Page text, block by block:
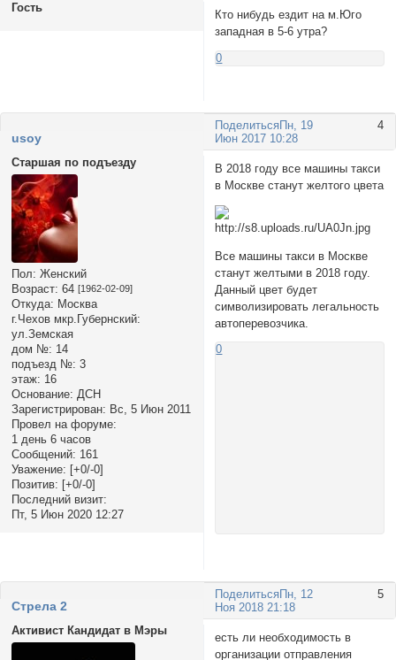
Гость
Кто нибудь ездит на м.Юго
западная в 5-6 утра?
0
Поделиться 4
Пн, 19
Июн 2017 10:28
usoy
Старшая по подъезду
Пол: Женский
Возраст: 64 [1962-02-09]
Откуда: Москва
г.Чехов мкр.Губернский:
ул.Земская
дом №: 14
подъезд №: 3
этаж: 16
Основание: ДСН
Зарегистрирован: Вс, 5 Июн 2011
Провел на форуме:
1 день 6 часов
Сообщений: 161
Уважение: [+0/-0]
Позитив: [+0/-0]
Последний визит:
Пт, 5 Июн 2020 12:27
В 2018 году все машины такси
в Москве станут желтого цвета
Все машины такси в Москве
станут желтыми в 2018 году.
Данный цвет будет
символизировать легальность
автоперевозчика.
0
Поделиться 5
Пн, 12
Ноя 2018 21:18
Стрела 2
Активист Кандидат в Мэры
есть ли необходимость в
организации отправления